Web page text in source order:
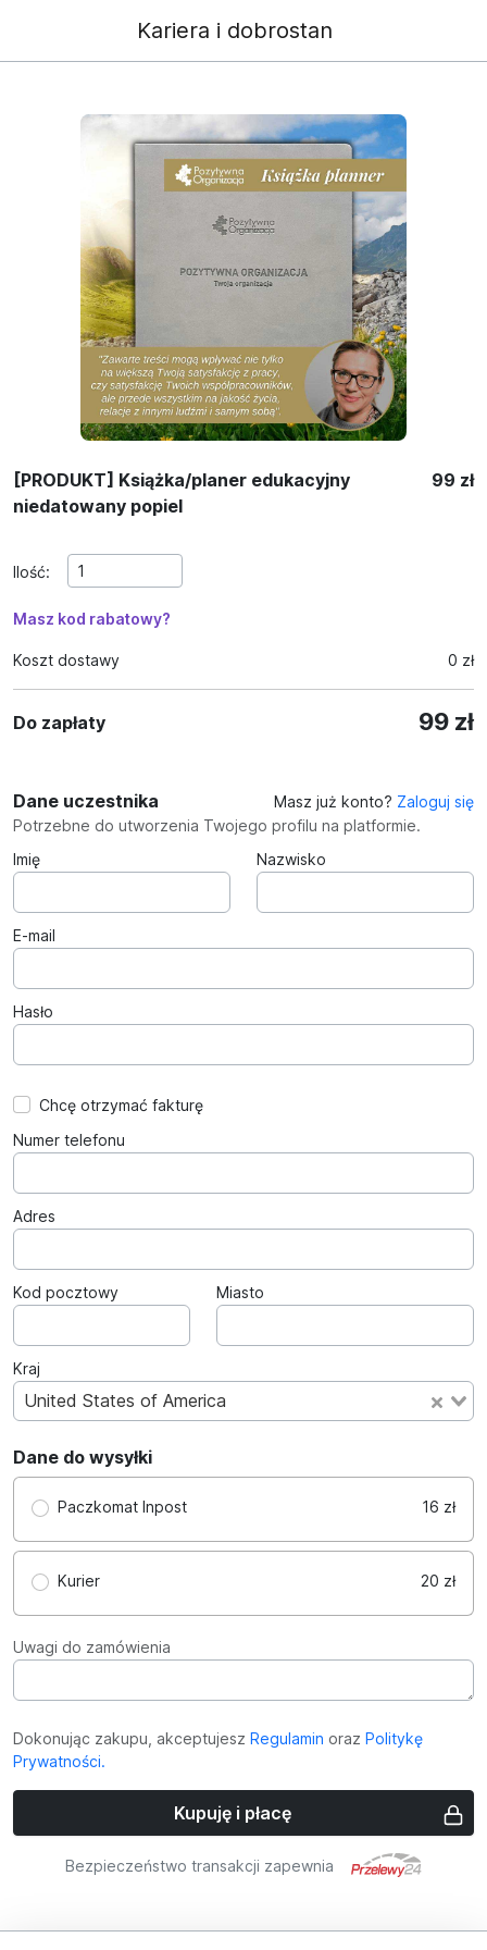
Kariera i dobrostan
[PRODUKT] Książka/planer edukacyjny
niedatowany popiel
99 zł
Ilość:
Masz kod rabatowy?
Koszt dostawy 0 zł
Do zapłaty 99 zł
Dane uczestnika Masz już konto? Zaloguj się
Potrzebne do utworzenia Twojego profilu na platformie.
Imię
Nazwisko
E-mail
Hasło
Chcę otrzymać fakturę
Numer telefonu
Adres
Kod pocztowy Miasto
Kraj
United States of America
Dane do wysyłki
Paczkomat Inpost 16 zł
Kurier 20 zł
Uwagi do zamówienia
Dokonując zakupu, akceptujesz Regulamin oraz Politykę
Prywatności.
Kupuję i płacę
Bezpieczeństwo transakcji zapewnia